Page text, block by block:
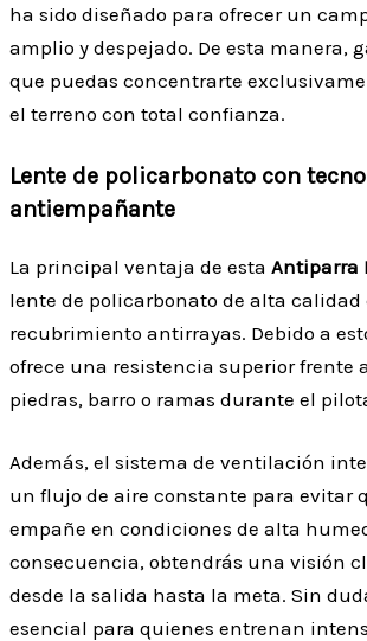
ha sido diseñado para ofrecer un
amplio y despejado. De esta manera,
que puedas concentrarte
el terreno con total confianza.
Lente de policarbonato con
antiempañante
La principal ventaja de esta Antiparra
lente de policarbonato de alta calidad
recubrimiento antirrayas. Debido a
ofrece una resistencia superior frente
piedras, barro o ramas durante el
Además, el sistema de ventilación
un flujo de aire constante para evitar
empañe en condiciones de alta
consecuencia, obtendrás una visión
desde la salida hasta la meta. Sin
esencial para quienes entrenan